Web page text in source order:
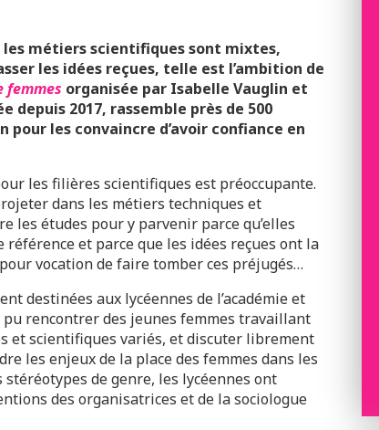
les métiers scientifiques sont mixtes,
les idées reçues, telle est l’ambition de
femmes organisée par Isabelle Vauglin et
depuis 2017, rassemble près de 500
pour les convaincre d’avoir confiance en
les filières scientifiques est préoccupante.
dans les métiers techniques et
les études pour y parvenir parce qu’elles
et parce que les idées reçues ont la
vocation de faire tomber ces préjugés…
destinées aux lycéennes de l’académie et
rencontrer des jeunes femmes travaillant
et scientifiques variés, et discuter librement
les enjeux de la place des femmes dans les
de genre, les lycéennes ont
des organisatrices et de la sociologue